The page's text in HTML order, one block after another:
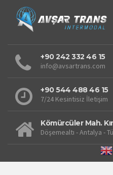
+90 242 332 46 15
info@avsartrans.com
+90 544 488 46 15
7/24 Kesintisiz İletişim
Kömürcüler Mah.
Döşemealtı - Antalya -